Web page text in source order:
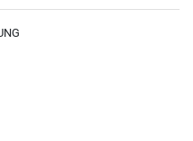
wird mit Grützwurst